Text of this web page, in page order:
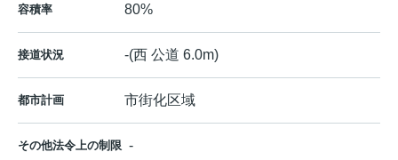
容積率 80%
接道状況 -(西 公道 6.0m)
都市計画 市街化区域
その他法令上の制限 -